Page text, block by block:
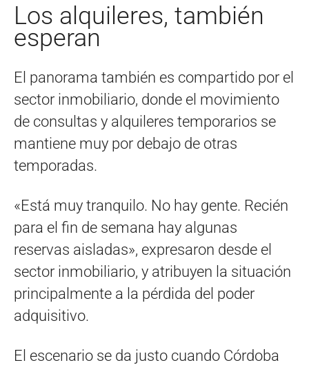
Los alquileres, también
esperan
El panorama también es compartido por el
sector inmobiliario, donde el movimiento
de consultas y alquileres temporarios se
mantiene muy por debajo de otras
temporadas.
«Está muy tranquilo. No hay gente. Recién
para el fin de semana hay algunas
reservas aisladas», expresaron desde el
sector inmobiliario, y atribuyen la situación
principalmente a la pérdida del poder
adquisitivo.
El escenario se da justo cuando Córdoba